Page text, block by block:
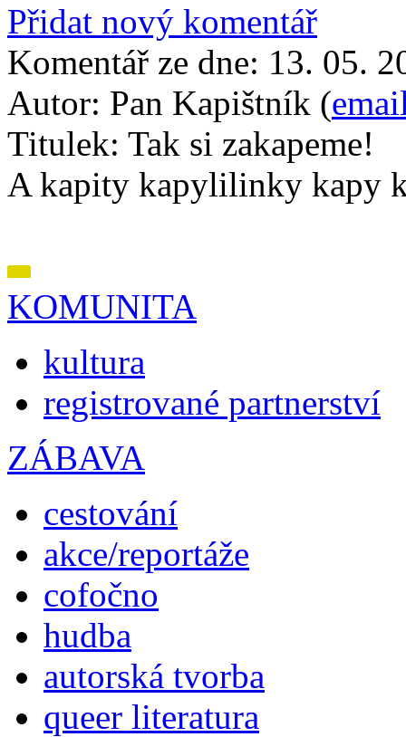
Přidat nový komentář
Komentář ze dne: 13. 05.
Autor: Pan Kapištník (
Titulek: Tak si zakapeme!
A kapity kapylilinky kapy
KOMUNITA
kultura
registrované partnerství
ZÁBAVA
cestování
akce/reportáže
cofočno
hudba
autorská tvorba
queer literatura